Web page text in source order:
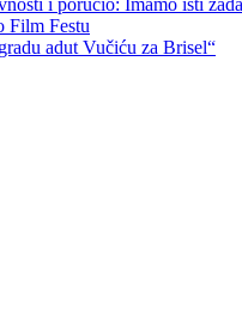
i poručio: Imamo isti
Film Festu
adut Vučiću za Brisel“